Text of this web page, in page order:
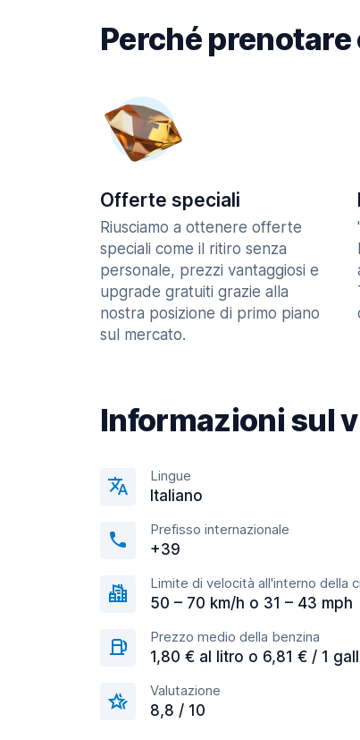
Perché prenotare
Offerte speciali
Riusciamo a ottenere offerte
speciali come il ritiro senza
personale, prezzi vantaggiosi e
upgrade gratuiti grazie alla
nostra posizione di primo piano
sul mercato.
Informazioni sul
Lingue
Italiano
Prefisso internazionale
+39
Limite di velocità all'interno della
50 – 70 km/h o 31 – 43 mph
Prezzo medio della benzina
1,80 € al litro o 6,81 € / 1
Valutazione
8,8 / 10